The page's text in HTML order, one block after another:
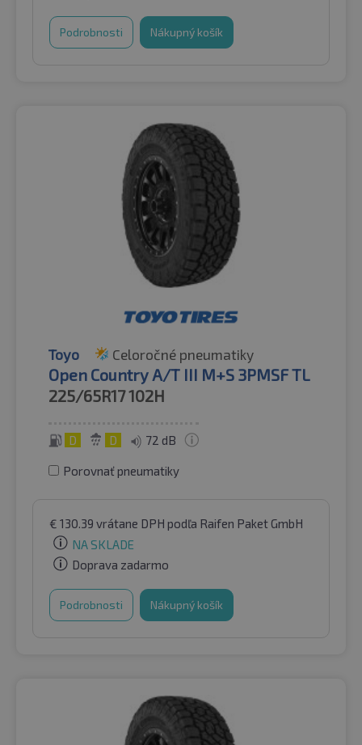
Podrobnosti Nákupný košík
Toyo Celoročné pneumatiky
Open Country A/T III M+S 3PMSF TL
225/65R17102H
D D 72 dB
Porovnať pneumatiky
€ 130.39 vrátane DPH podľa Raifen Paket GmbH
NA SKLADE
Doprava zadarmo
Podrobnosti Nákupný košík